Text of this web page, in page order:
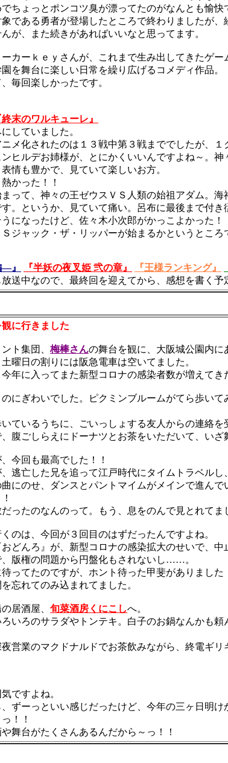
ちょっとポンコツ臭が漂ってたのがなんとも愉快
である勇者が登場したところで終わりましたが、
が、また続きがあればいいなと思ってます。
カーｋｅｙさんが、これまで生み出してきたゲー
を舞台に楽しい日常を繰り広げるコメディ作品。
毎回楽しかったです。
終末のワルキューレ』
していました。
メ化されたのは１３戦中第３戦まででしたが、１
ヒルデお姉様が、とにかくいいんですよね～。
情も豊かで、見ていて楽しいお方。
かった！！
って、神々の王ゼウスＶＳ人類の始祖アダム。
。というか、見ていて痛い。呂布に最後まで付
になったけど、佐々木小次郎がかっこよかった！
ジャック・ザ・リッパーが始まるかというとこ
』 『半妖の夜叉姫 弐の章』 『王様ランキング』
送中なので、最終回を迎えてから、感想を書く予
に行きました
ト集団、 梅棒さんの舞台を観に、大阪城公園内に
曜日の割りには阪急電車は空いてました。
年に入ってまた新型コロナの感染者数が増えて
にぎわいでした。ピクミンブルームがてら歩い
ているうちに、ごいっしょする友人からの連絡を
腹ごしらえにドーナツとお茶をいただいて、いざ
今回も最高でした！！
逃亡した兄を追って江戸時代にタイムトラベルし
にのせ、ダンスとパントマイムがメインで進んで
ったのなんのって。もう、息をのんで見とれてま
のは、今回が３回目のはずだったんですよね。
どんろ』が、新型コロナの感染拡大のせいで、
版権の問題から円盤化もされないし……。
ってたのですが、ホント待った甲斐がありました
忘れてのみ込まれてました。
居酒屋、 旬菜酒房くにこしへ。
いろのサラダやトンテキ。白子のお鍋なんかも頼
営業のマクドナルドでお茶飲みながら、終電ギリ
ですよね。
ずーっといい感じだったけど、今年の三ヶ日明け
！！
舞台がたくさんあるんだから～っ！！